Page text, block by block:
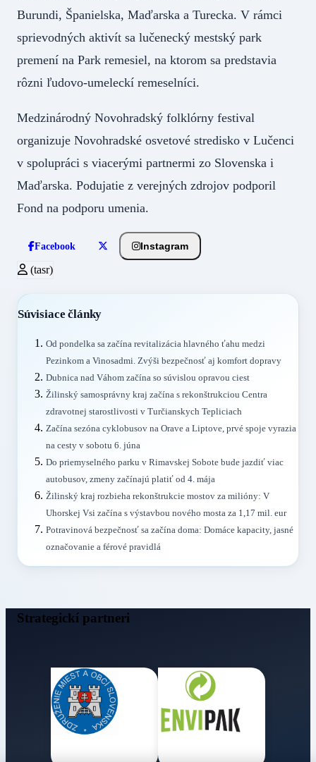
Burundi, Španielska, Maďarska a Turecka. V rámci
sprievodných aktivít sa lučenecký mestský park
premení na Park remesiel, na ktorom sa predstavia
rôzni ľudovo-umeleckí remeselníci.
Medzinárodný Novohradský folklórny festival
organizuje Novohradské osvetové stredisko v Lučenci
v spolupráci s viacerými partnermi zo Slovenska i
Maďarska. Podujatie z verejných zdrojov podporil
Fond na podporu umenia.
Facebook Instagram
(tasr)
Súvisiace články
Od pondelka sa začína revitalizácia hlavného ťahu medzi
Pezinkom a Vinosadmi. Zvýši bezpečnosť aj komfort dopravy
Dubnica nad Váhom začína so súvislou opravou ciest
Žilinský samosprávny kraj začína s rekonštrukciou Centra
zdravotnej starostlivosti v Turčianskych Tepliciach
Začína sezóna cyklobusov na Orave a Liptove, prvé spoje vyrazia
na cesty v sobotu 6. júna
Do priemyselného parku v Rimavskej Sobote bude jazdiť viac
autobusov, zmeny začínajú platiť od 4. mája
Žilinský kraj rozbieha rekonštrukcie mostov za milióny: V
Uhorskej Vsi začína s výstavbou nového mosta za 1,17 mil. eur
Potravinová bezpečnosť sa začína doma: Domáce kapacity, jasné
označovanie a férové pravidlá
Strategickí partneri